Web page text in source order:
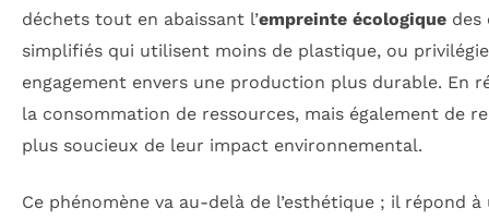
déchets tout en abaissant l’empreinte écologique des
simplifiés qui utilisent moins de plastique, ou
engagement envers une production plus durable. En
la consommation de ressources, mais également de
plus soucieux de leur impact environnemental.
Ce phénomène va au-delà de l’esthétique ; il répond à